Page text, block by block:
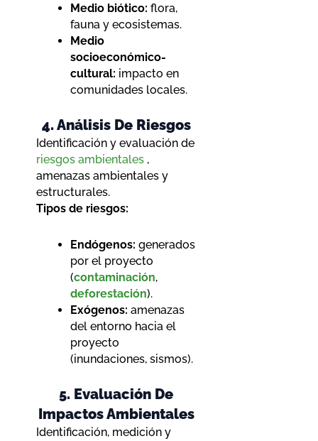
Medio biótico: flora,
fauna y ecosistemas.
Medio
socioeconómico-
cultural: impacto en
comunidades locales.
4. Análisis De Riesgos
Identificación y evaluación de
riesgos ambientales ,
amenazas ambientales y
estructurales.
Tipos de riesgos:
Endógenos: generados
por el proyecto
(contaminación,
deforestación).
Exógenos: amenazas
del entorno hacia el
proyecto
(inundaciones, sismos).
5. Evaluación De
Impactos Ambientales
Identificación, medición y